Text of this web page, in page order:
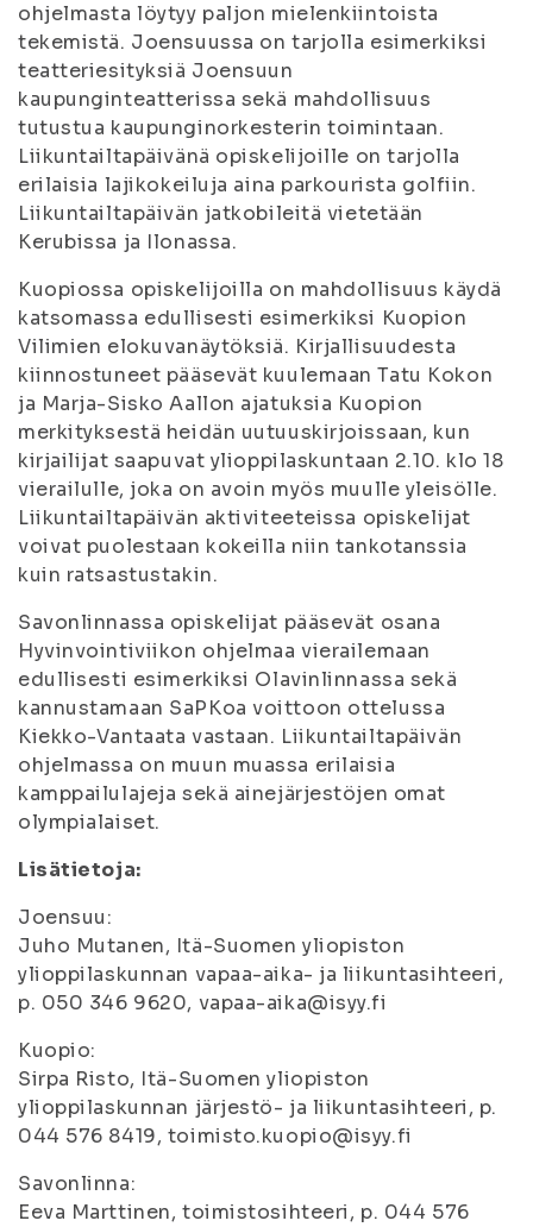
ohjelmasta löytyy paljon mielenkiintoista
tekemistä. Joensuussa on tarjolla esimerkiksi
teatteriesityksiä Joensuun
kaupunginteatterissa sekä mahdollisuus
tutustua kaupunginorkesterin toimintaan.
Liikuntailtapäivänä opiskelijoille on tarjolla
erilaisia lajikokeiluja aina parkourista golfiin.
Liikuntailtapäivän jatkobileitä vietetään
Kerubissa ja Ilonassa.
Kuopiossa opiskelijoilla on mahdollisuus käydä
katsomassa edullisesti esimerkiksi Kuopion
Vilimien elokuvanäytöksiä. Kirjallisuudesta
kiinnostuneet pääsevät kuulemaan Tatu Kokon
ja Marja-Sisko Aallon ajatuksia Kuopion
merkityksestä heidän uutuuskirjoissaan, kun
kirjailijat saapuvat ylioppilaskuntaan 2.10. klo 18
vierailulle, joka on avoin myös muulle yleisölle.
Liikuntailtapäivän aktiviteeteissa opiskelijat
voivat puolestaan kokeilla niin tankotanssia
kuin ratsastustakin.
Savonlinnassa opiskelijat pääsevät osana
Hyvinvointiviikon ohjelmaa vierailemaan
edullisesti esimerkiksi Olavinlinnassa sekä
kannustamaan SaPKoa voittoon ottelussa
Kiekko-Vantaata vastaan. Liikuntailtapäivän
ohjelmassa on muun muassa erilaisia
kamppailulajeja sekä ainejärjestöjen omat
olympialaiset.
Lisätietoja:
Joensuu:
Juho Mutanen, Itä-Suomen yliopiston
ylioppilaskunnan vapaa-aika- ja liikuntasihteeri,
p. 050 346 9620, vapaa-aika@isyy.fi
Kuopio:
Sirpa Risto, Itä-Suomen yliopiston
ylioppilaskunnan järjestö- ja liikuntasihteeri, p.
044 576 8419, toimisto.kuopio@isyy.fi
Savonlinna:
Eeva Marttinen, toimistosihteeri, p. 044 576